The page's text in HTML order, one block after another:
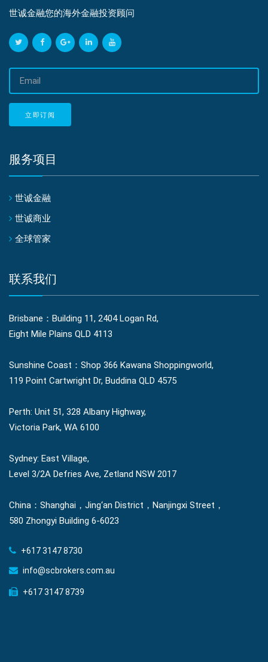
世诚金融您的海外金融投资顾问
立即订阅
服务项目
世诚金融
世诚商业
全球管家
联系我们
Brisbane：Building 11, 2404 Logan Rd,
Eight Mile Plains QLD 4113
Sunshine Coast：Shop 366 Kawana Shoppingworld,
119 Point Cartwright Dr, Buddina QLD 4575
Perth: Unit 51, 328 Albany Highway,
Victoria Park, WA 6100
Sydney: East Village,
Level 3/2A Defries Ave, Zetland NSW 2017
China：Shanghai，Jing‘an District，Nanjingxi Street，
580 Zhongyi Building 6-6023
+617 3147 8730
info@scbrokers.com.au
+617 3147 8739